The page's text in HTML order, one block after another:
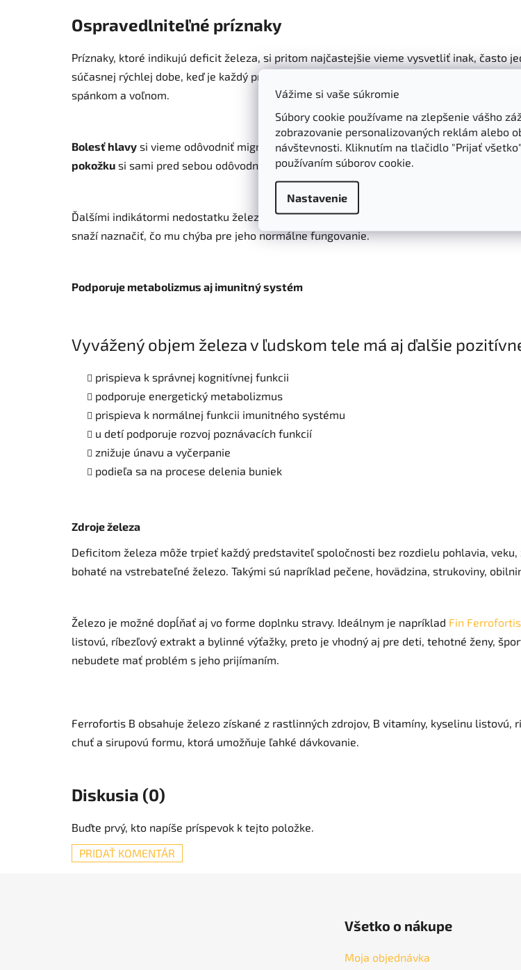
Vážime si vaše súkromie
Súbory cookie používame na zlepšenie vášho
zobrazovanie personalizovaných reklám alebo
návštevnosti. Kliknutím na tlačidlo "Prijať
používaním súborov cookie.
Nastavenie
Ospravedlniteľné príznaky
Príznaky, ktoré indikujú deficit železa, si pritom najčastejšie vieme vysvetliť inak, často
súčasnej rýchlej dobe, keď je každý prepracovaný, skoro bežným javom, za ktorý podľa
spánkom a voľnom.
Bolesť hlavy si vieme odôvodniť migrénou, nedostatkom tekutín či únavou, rednutie
pokožku si sami pred sebou odôvodníme opätovne nedostatkom spánku a pobytu na
Ďalšími indikátormi nedostatku železa v tele je ajpocit búšenia srdca
.
snaží naznačiť, čo mu chýba pre jeho normálne fungovanie.
Podporuje metabolizmus aj imunitný systém
Vyvážený objem železa v ľudskom tele má aj ďalšie
prispieva k správnej kognitívnej funkcii
podporuje energetický metabolizmus
prispieva k normálnej funkcii imunitného systému
u detí podporuje rozvoj poznávacích funkcií
znižuje únavu a vyčerpanie
podieľa sa na procese delenia buniek
Zdroje železa
Deficitom železa môže trpieť každý predstaviteľ spoločnosti bez rozdielu pohlavia,
bohaté na vstrebateľné železo. Takými sú napríklad pečene, hovädzina, strukoviny,
Železo je možné dopĺňať aj vo forme doplnku stravy. Ideálnym je napríklad Fin
listovú, ríbezľový extrakt a bylinné výťažky, preto je vhodný aj pre deti, tehotné ženy,
nebudete mať problém s jeho prijímaním.
Ferrofortis B obsahuje železo získané z rastlinných zdrojov, B vitamíny, kyselinu
chuť a sirupovú formu, ktorá umožňuje ľahké dávkovanie.
Diskusia (0)
Buďte prvý, kto napíše príspevok k tejto položke.
PRIDAŤ KOMENTÁR
Všetko o nákupe
Moja objednávka